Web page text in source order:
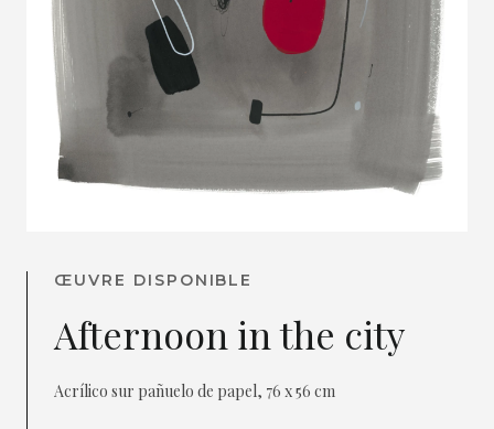
ŒUVRE DISPONIBLE
Afternoon in the city
Acrílico sur pañuelo de papel, 76 x 56 cm